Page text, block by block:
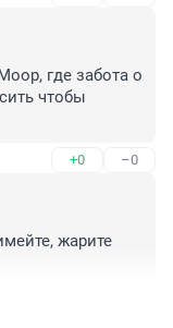
где забота о
чтобы
+0 –0
жарите